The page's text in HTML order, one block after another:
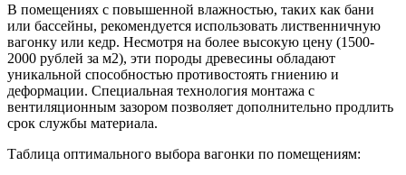
В помещениях с повышенной влажностью, таких как бани
или бассейны, рекомендуется использовать лиственничную
вагонку или кедр. Несмотря на более высокую цену (1500-
2000 рублей за м2), эти породы древесины обладают
уникальной способностью противостоять гниению и
деформации. Специальная технология монтажа с
вентиляционным зазором позволяет дополнительно продлить
срок службы материала.
Таблица оптимального выбора вагонки по помещениям: